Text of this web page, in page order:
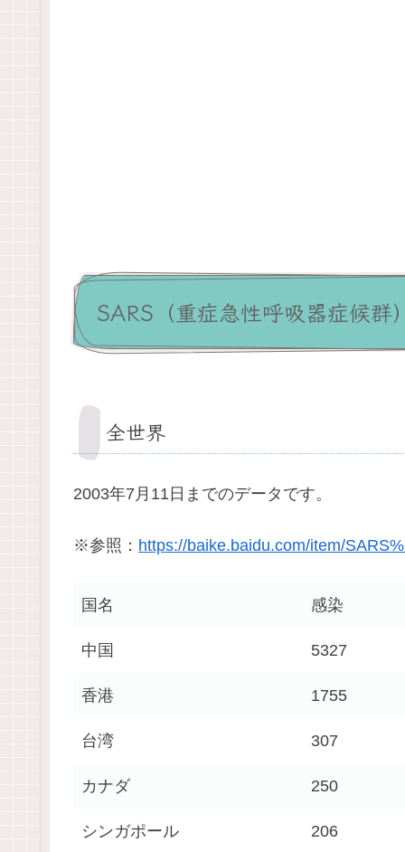
SARS（重症急性呼吸器症候群
全世界
2003年7月11日までのデータです。
※参照： https://baike.baidu.com/item/
国名 感染
中国 5327
香港 1755
台湾 307
カナダ 250
シンガポール 206